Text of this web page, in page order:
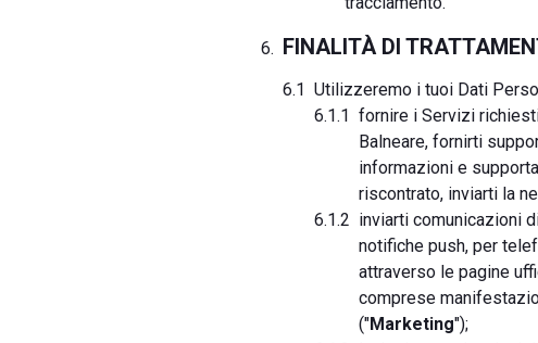
FINALITÀ DI
Utilizzeremo i tuoi Dati
fornire i Servizi
Balneare, fornirti
informazioni e
riscontrato, inviarti la
inviarti comunicazioni
notifiche push, per
attraverso le pagine
comprese
("Marketing");